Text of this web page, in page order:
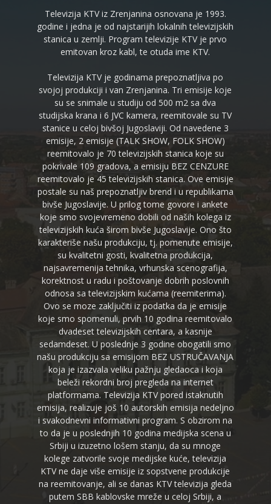
Televizija KTV iz Zrenjanina osnovana je 1993.
godine i jedna je od najstarijih lokalnih televizijskih
stanica u zemlji. Program televizije KTV je prvo
emitovan kroz kabl, te otuda ime KTV.
Televizija KTV je godinama prepoznatljiva po
svojoj produkciji i van Zrenjanina. Tri emisije koje
su se snimale u studiju od 500 m2 sa dva
studijska krana i 6 JVC kamera, reemitovale su TV
stanice u celoj bivšoj Jugoslaviji. Od navedene 3
emisije, 2 emisije (TALK SHOW, FOLK SHOW)
reemitovalo je 70 televizijskih stanica koje su
pokrivale 109 gradova, a emisiju BEZ CENZURE
reemitovalo je 45 televizijskih stanica. Ove emisije
postale su naš prepoznatljiv brend i u republikama
bivše Jugoslavije. U prilog tome govore i ankete
koje smo svojevremeno dobili od naših kolega iz
televizijskih kuća širom bivše Jugoslavije. Ono što
karakteriše našu produkciju, tj. pomenute emisije,
su kvalitetni gosti, kvalitetna produkcija,
najsavremenija tehnika, vrhunska scenografija,
korektnost u radu i poštovanje dobrih poslovnih
odnosa sa televizijskim kućama (reemiterima).
Ovo se moze zaključiti iz podatka da je emisije
koje smo spomenuli, prvih 10 godina reemitovalo
dvadeset televizijskih centara, a kasnije
sedamdeset. U poslednje 3 godine obogatili smo
našu produkciju sa emisijom BEZ USTRUČAVANJA
koja je izazvala veliku pažnju gledaoca i koja
beleži rekordni broj pregleda na internet
platformama. Televizija KTV pored istaknutih
emisija, realizuje još 10 autorskih emisija nedeljno
i svakodnevni informativni program. S obzirom na
to da je u poslednjih 10 godina medijska scena u
Srbiji u izuzetno lošem stanju, da su mnoge
kolege zatvorile svoje medijske kuće, televizija
KTV ne daje više emisije iz sopstvene produkcije
na reemitovanje, ali se danas KTV televizija gleda
putem SBB kablovske mreže u celoj Srbiji, a